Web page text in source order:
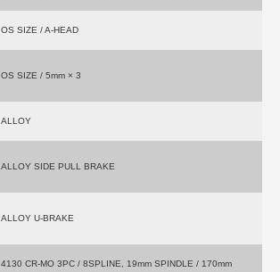
OS SIZE / A-HEAD
OS SIZE / 5mm × 3
ALLOY
ALLOY SIDE PULL BRAKE
ALLOY U-BRAKE
4130 CR-MO 3PC / 8SPLINE, 19mm SPINDLE / 170mm